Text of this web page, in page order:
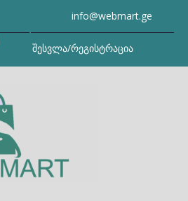
info@webmart.ge
შესვლა/რეგისტრაცია